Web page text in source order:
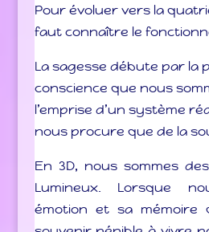
Pour évoluer vers la
faut connaître le
La sagesse débute par la
conscience que nous
l’emprise d’un système
nous procure que de la
En 3D, nous sommes
Lumineux. Lorsque
émotion et sa mémoire